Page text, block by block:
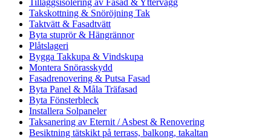
Tilläggsisolering av Fasad & Yttervägg
Takskottning & Snöröjning Tak
Taktvätt & Fasadtvätt
Byta stuprör & Hängrännor
Plåtslageri
Bygga Takkupa & Vindskupa
Montera Snörasskydd
Fasadrenovering & Putsa Fasad
Byta Panel & Måla Träfasad
Byta Fönsterbleck
Installera Solpaneler
Taksanering av Eternit / Asbest & Renovering
Besiktning tätskikt på terrass, balkong, takaltan